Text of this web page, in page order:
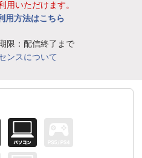
用いただけます。
用方法はこちら
限：配信終了まで
ンスについて